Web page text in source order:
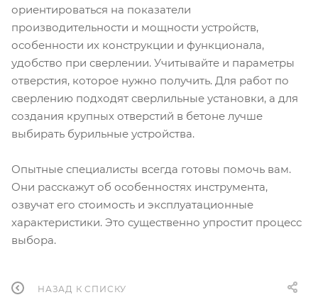
ориентироваться на показатели
производительности и мощности устройств,
особенности их конструкции и функционала,
удобство при сверлении. Учитывайте и параметры
отверстия, которое нужно получить. Для работ по
сверлению подходят сверлильные установки, а для
создания крупных отверстий в бетоне лучше
выбирать бурильные устройства.
Опытные специалисты всегда готовы помочь вам.
Они расскажут об особенностях инструмента,
озвучат его стоимость и эксплуатационные
характеристики. Это существенно упростит процесс
выбора.
НАЗАД К СПИСКУ